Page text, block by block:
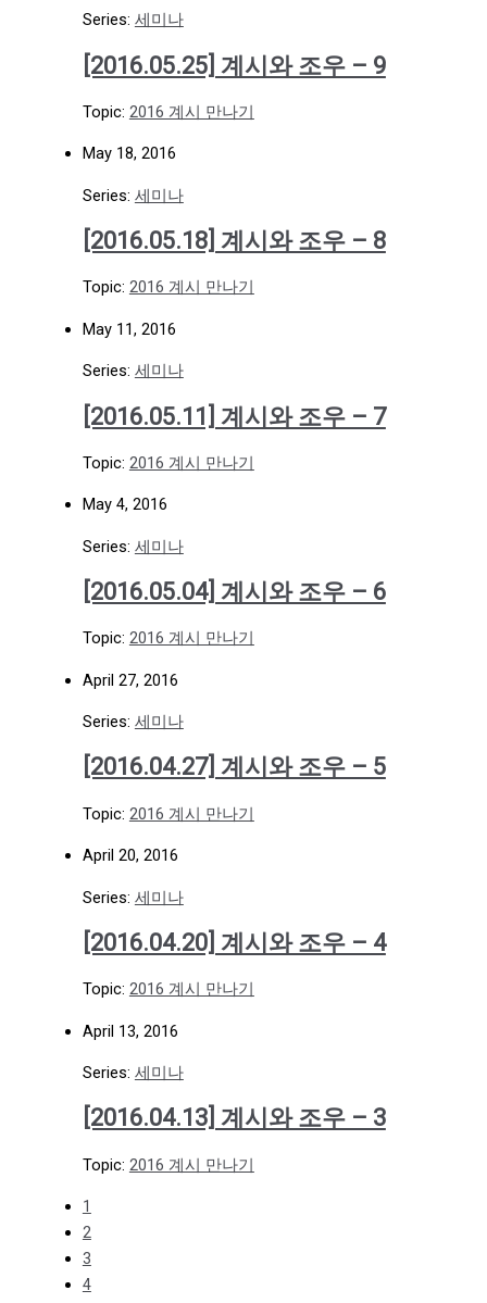
Series: 세미나
[2016.05.25] 계시와 조우 – 9
Topic: 2016 계시 만나기
May 18, 2016
Series: 세미나
[2016.05.18] 계시와 조우 – 8
Topic: 2016 계시 만나기
May 11, 2016
Series: 세미나
[2016.05.11] 계시와 조우 – 7
Topic: 2016 계시 만나기
May 4, 2016
Series: 세미나
[2016.05.04] 계시와 조우 – 6
Topic: 2016 계시 만나기
April 27, 2016
Series: 세미나
[2016.04.27] 계시와 조우 – 5
Topic: 2016 계시 만나기
April 20, 2016
Series: 세미나
[2016.04.20] 계시와 조우 – 4
Topic: 2016 계시 만나기
April 13, 2016
Series: 세미나
[2016.04.13] 계시와 조우 – 3
Topic: 2016 계시 만나기
1
2
3
4